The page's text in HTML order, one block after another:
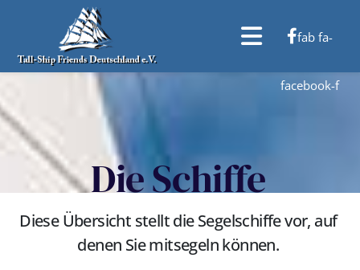
fab fa-
facebook-f
Die Schiffe
Diese Übersicht stellt die Segelschiffe vor, auf
denen Sie mitsegeln können.